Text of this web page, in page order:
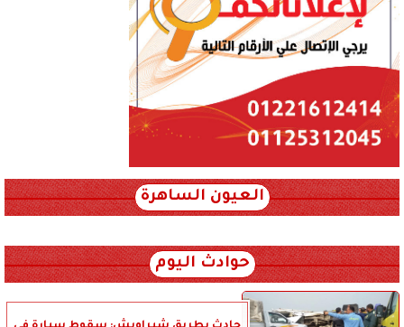
العيون الساهرة
حوادث اليوم